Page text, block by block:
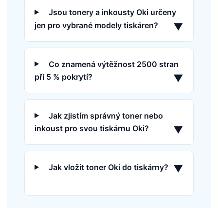
Jsou tonery a inkousty Oki určeny
jen pro vybrané modely tiskáren?
▼
Co znamená výtěžnost 2500 stran
při 5 % pokrytí?
▼
Jak zjistím správný toner nebo
inkoust pro svou tiskárnu Oki?
▼
Jak vložit toner Oki do tiskárny? ▼